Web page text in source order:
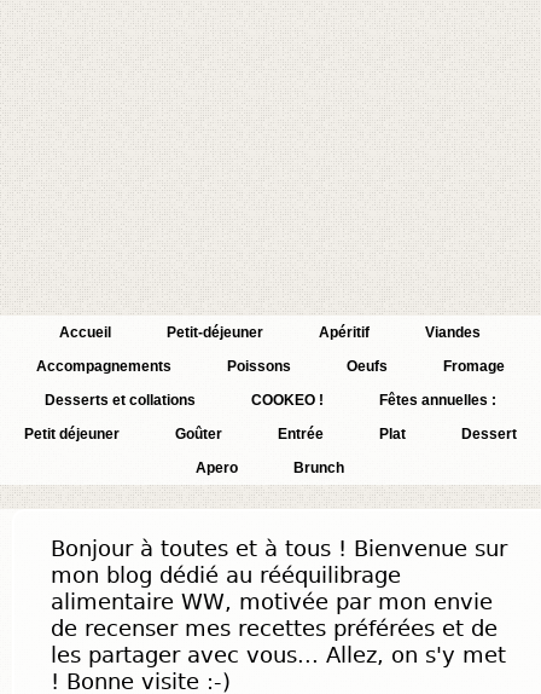
Accueil Petit-déjeuner Apéritif
Viandes
Accompagnements
Poissons Oeufs
Fromage
Desserts et collations
COOKEO !
Fêtes annuelles :
Petit déjeuner
Goûter Entrée Plat
Dessert
Apero
Brunch
Bonjour à toutes et à tous ! Bienvenue sur
mon blog dédié au rééquilibrage
alimentaire WW, motivée par mon envie
de recenser mes recettes préférées et de
les partager avec vous... Allez, on s'y met
! Bonne visite :-)